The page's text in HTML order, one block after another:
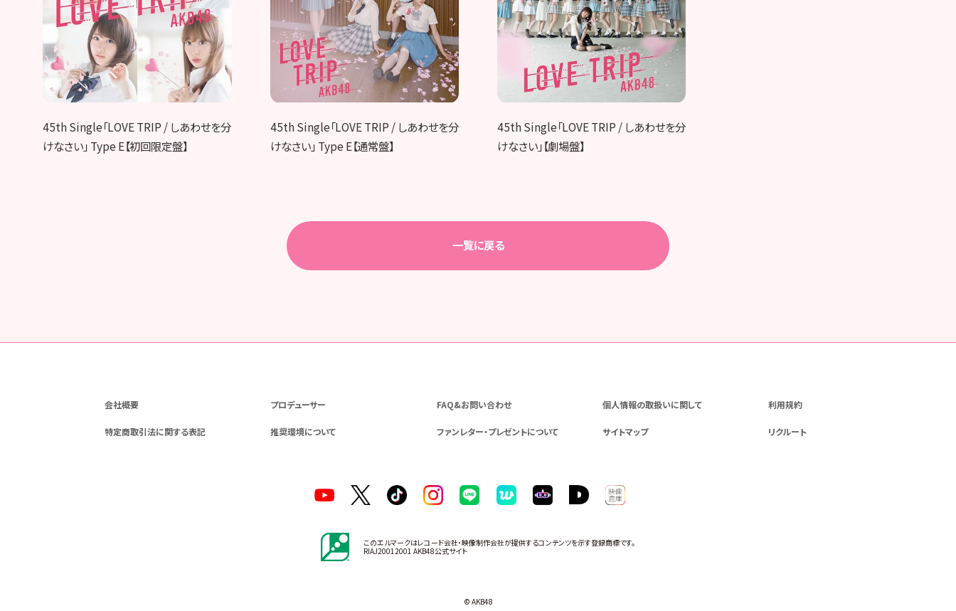
45th Single「LOVE TRIP / しあわせを分
けなさい」 Type E【初回限定盤】
45th Single「LOVE TRIP / しあわせを分
けなさい」 Type E【通常盤】
45th Single「LOVE TRIP / しあわせを分
けなさい」【劇場盤】
一覧に戻る
会社概要 プロデューサー FAQ&お問い合わせ 個人情報の取扱いに関して 利用規約
特定商取引法に関する表記 推奨環境について ファンレター・プレゼントについて サイトマップ リクルート
このエルマークはレコード会社・映像制作会社が提供するコンテンツを示す登録商標です。
RIAJ20012001 AKB48公式サイト
© AKB48